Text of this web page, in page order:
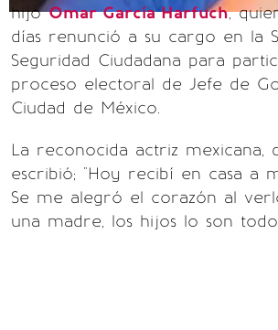
hijoOmar García Harfuch,
días renunció a su cargo en la
Seguridad Ciudadana para
proceso electoral de Jefe de
Ciudad de México.
La reconocida actriz mexicana,
escribió; "Hoy recibí en casa a
Se me alegró el corazón al
una madre, los hijos lo son